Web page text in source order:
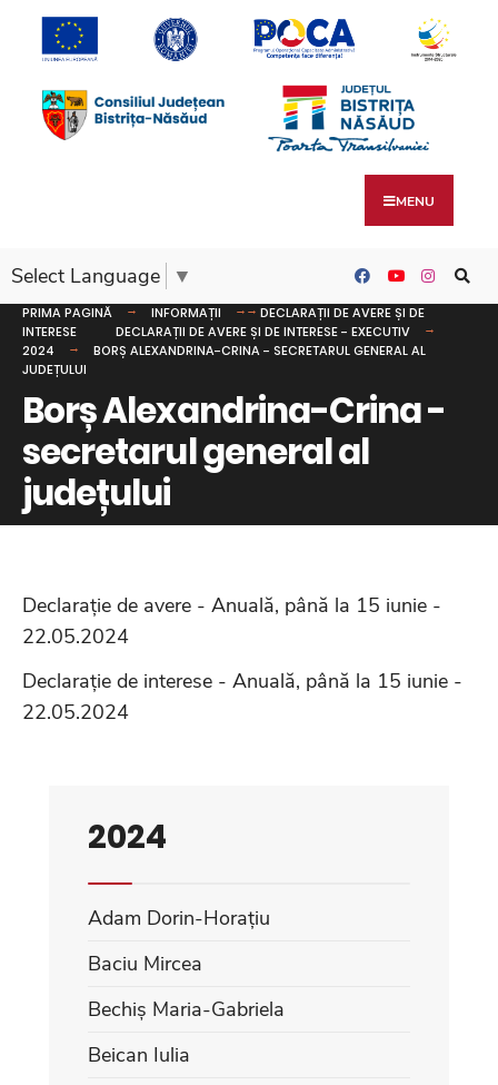
MENU
Select Language ▼
PRIMA PAGINĂ INFORMAȚII
DECLARAȚII DE AVERE ȘI DE
INTERESE
DECLARAȚII DE AVERE ȘI DE INTERESE - EXECUTIV
2024
BORȘ ALEXANDRINA-CRINA - SECRETARUL GENERAL AL
JUDEȚULUI
Borș Alexandrina-Crina -
secretarul general al
județului
Declarație de avere - Anuală, până la 15 iunie -
22.05.2024
Declarație de interese - Anuală, până la 15 iunie -
22.05.2024
2024
Adam Dorin-Horațiu
Baciu Mircea
Bechiș Maria-Gabriela
Beican Iulia